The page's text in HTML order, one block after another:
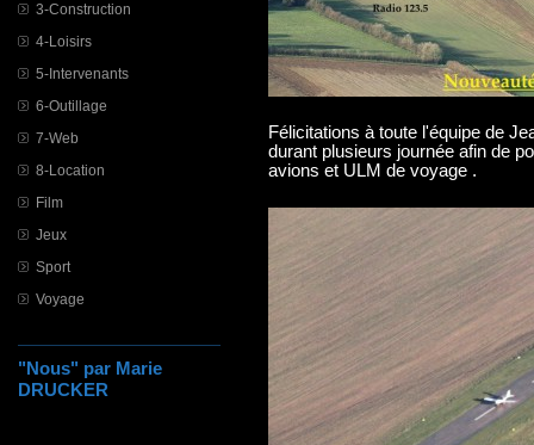
3-Construction
4-Loisirs
5-Intervenants
6-Outillage
7-Web
8-Location
Film
Jeux
Sport
Voyage
"Nous" par Marie
DRUCKER
Félicitations à toute l'équipe de
durant plusieurs journée afin de
avions et ULM de voyage .